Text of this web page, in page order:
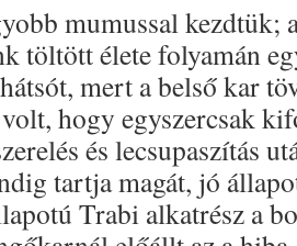
mumussal kezdtük;
töltött élete folyamán
mert a belső kar
hogy egyszercsak
és lecsupaszítás
tartja magát, jó
Trabi alkatrész a